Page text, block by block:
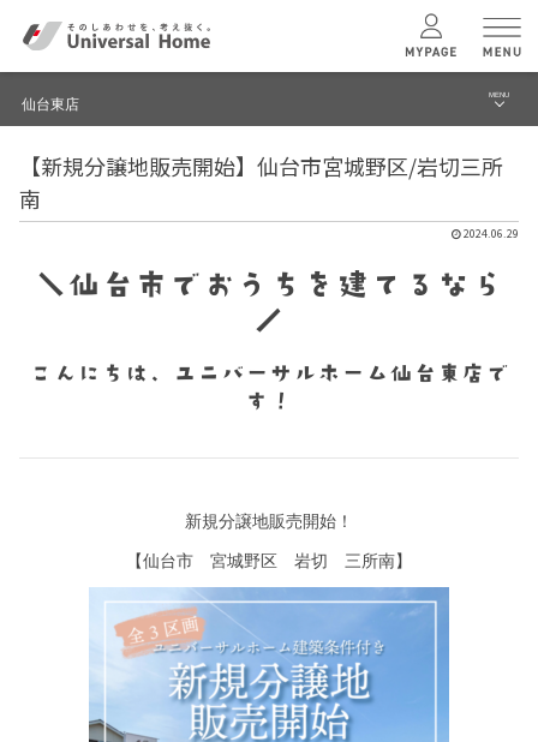
ユニバーサルホームの特長
キャンペーン・コラボ情報
家づくりの知識
仙台東店 MENU
ブログ
建築実例・事例
イベント
仙台東店 TOPへ
【新規分譲地販売開始】仙台市宮城野区/岩切三所
南
2024.06.29
＼仙台市でおうちを建てるなら
／
こんにちは、ユニバーサルホーム仙台東店で
す！
新規分譲地販売開始！
【仙台市 宮城野区 岩切 三所南】